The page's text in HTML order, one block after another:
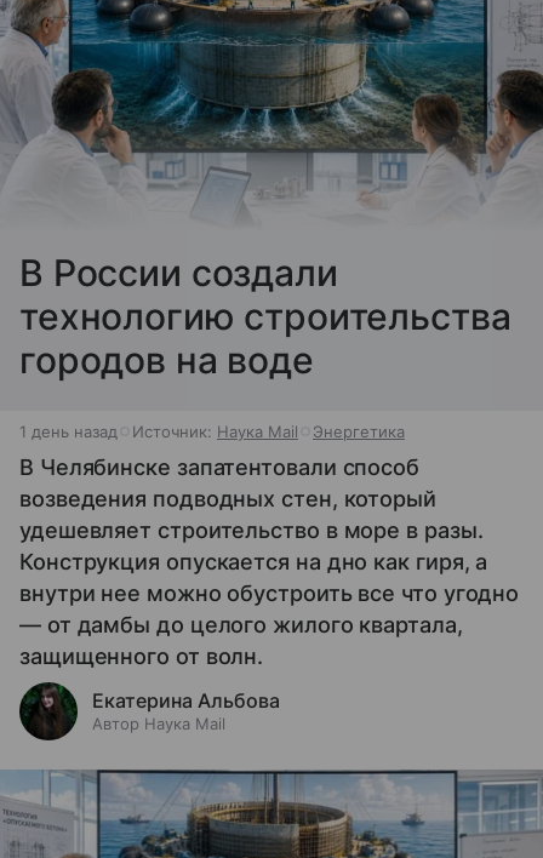
В России создали
технологию строительства
городов на воде
1 день назад Источник: Наука Mail Энергетика
В Челябинске запатентовали способ
возведения подводных стен, который
удешевляет строительство в море в разы.
Конструкция опускается на дно как гиря, а
внутри нее можно обустроить все что угодно
— от дамбы до целого жилого квартала,
защищенного от волн.
Екатерина Альбова
Автор Наука Mail